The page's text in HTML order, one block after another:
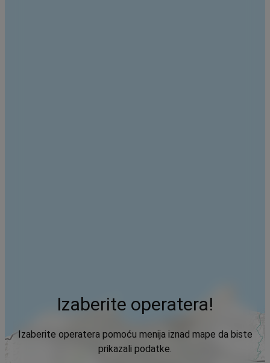
Izaberite operatera!
Izaberite operatera pomoću menija iznad mape da biste
prikazali podatke.